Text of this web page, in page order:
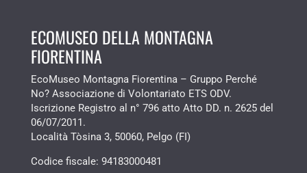
ECOMUSEO DELLA MONTAGNA
FIORENTINA
EcoMuseo Montagna Fiorentina – Gruppo Perché
No? Associazione di Volontariato ETS ODV.
Iscrizione Registro al n° 796 atto Atto DD. n. 2625 del
06/07/2011.
Località Tòsina 3, 50060, Pelgo (FI)
Codice fiscale: 94183000481